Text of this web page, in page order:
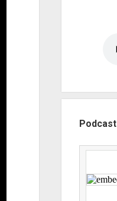
Podcast